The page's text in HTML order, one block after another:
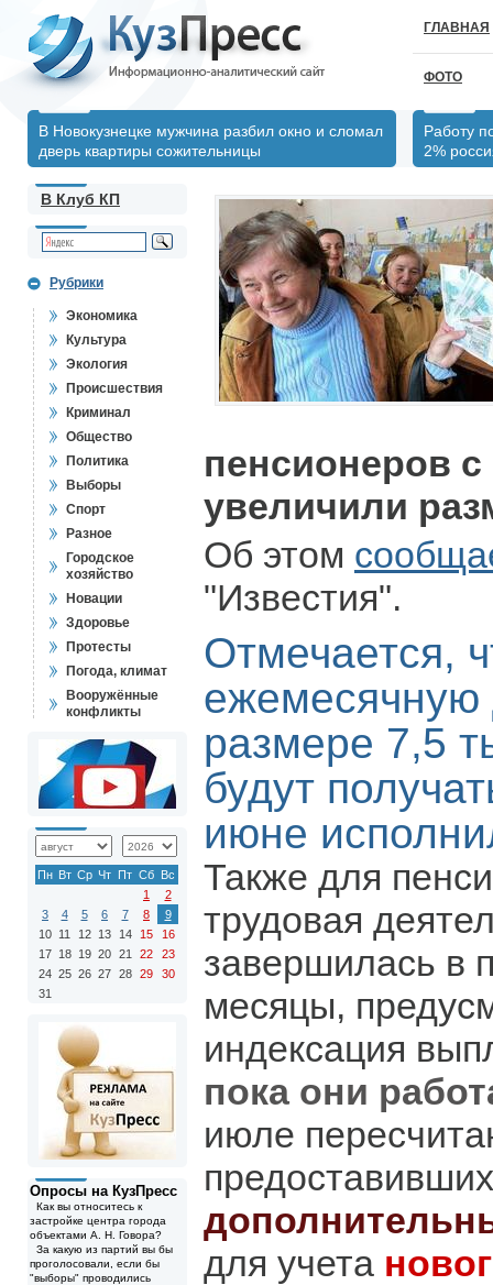
ГЛАВНАЯ
ФОТО
В Новокузнецке мужчина разбил окно и сломал
дверь квартиры сожительницы
Работу
2%
В Клуб КП
Рубрики
Экономика
Культура
Экология
Происшествия
Криминал
Общество
Политика
Выборы
Спорт
Разное
Городское
хозяйство
Новации
Здоровье
Протесты
Погода, климат
Вооружённые
конфликты
Пн Вт Ср Чт Пт Сб Вс
1
2
3
4 5 6 7 8
9
10 11 12 13 14 15
16
17 18 19 20 21 22
23
24 25 26 27 28 29
30
31
Опросы на КузПресс
Как вы относитесь к
застройке центра города
объектами А. Н. Говора?
За какую из партий вы бы
проголосовали, если бы
"выборы" проводились
пенсионеров
увеличили
Об этом
"Известия".
Отмечается,
ежемесячную
размере 7,5
будут
июне
Также для
трудовая
завершилась в
месяцы,
индексация
пока они
июле
предоставивших
для учета